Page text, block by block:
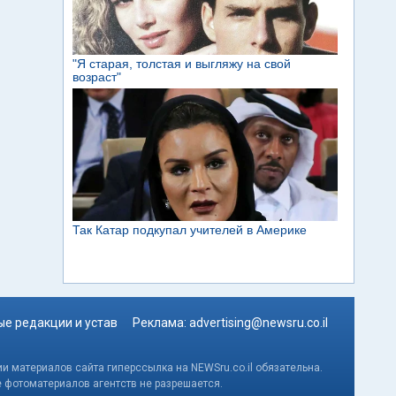
редакции и устав Реклама: advertising@newsru.co.il
сайта гиперссылка на NEWSru.co.il обязательна.
агентств не разрешается.